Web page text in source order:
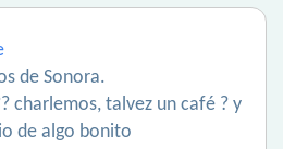
de Sonora.
charlemos, talvez un café ? y
de algo bonito